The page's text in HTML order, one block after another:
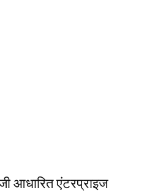
आधारित एंटरप्राइज